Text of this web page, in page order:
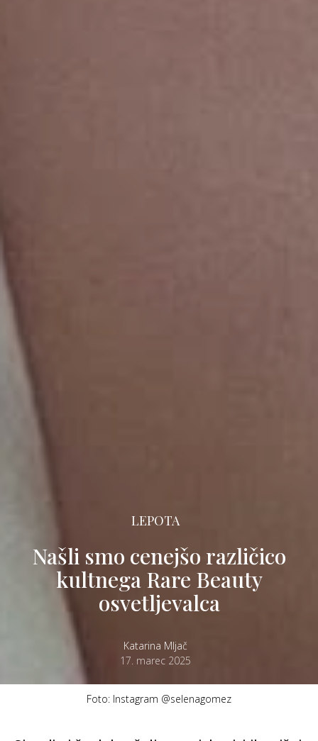
LEPOTA
Našli smo cenejšo različico
kultnega Rare Beauty
osvetljevalca
Katarina Mljač
17. marec 2025
Foto: Instagram @selenagomez